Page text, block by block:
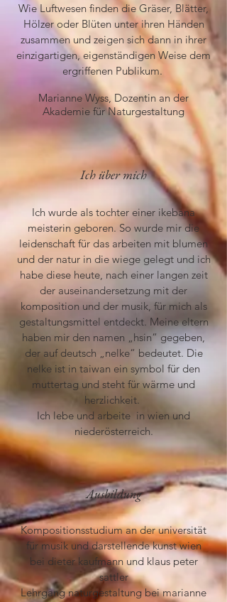
Wie Luftwesen finden die Gräser, Blätter,
Hölzer oder Blüten unter ihren Händen
zusammen und zeigen sich dann in ihrer
einzigartigen, eigenständigen Weise dem
ergriffenen Publikum.
Marianne Wyss, Dozentin an der
Akademie für Naturgestaltung
Ich über mich
Ich wurde als tochter einer ikebana
meisterin geboren. So wurde mir die
leidenschaft für das arbeiten mit blumen
und der natur in die wiege gelegt und ich
habe diese heute, nach einer langen zeit
der auseinandersetzung mit der
komposition und der musik, für mich als
gestaltungsmittel entdeckt. Meine eltern
haben mir den namen „hsin“ gegeben,
der auf deutsch „nelke“ bedeutet. Die
nelke ist in taiwan ein symbol für den
muttertag und steht für wärme und
herzlichkeit.
Ich lebe und arbeite in wien und
niederösterreich.
Ausbildung
Kompositionsstudium an der universität
für musik unddarstellende kunst wien
bei dieter kaufmann und klaus peter
sattler
Lehrgang naturgestaltung bei marianne